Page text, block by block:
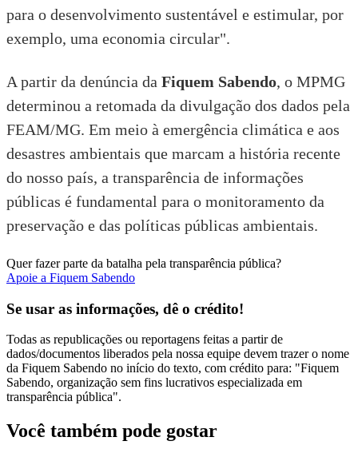
para o desenvolvimento sustentável e estimular, por
exemplo, uma economia circular".
A partir da denúncia da Fiquem Sabendo, o MPMG
determinou a retomada da divulgação dos dados pela
FEAM/MG. Em meio à emergência climática e aos
desastres ambientais que marcam a história recente
do nosso país, a transparência de informações
públicas é fundamental para o monitoramento da
preservação e das políticas públicas ambientais.
Quer fazer parte da batalha pela transparência pública?
Apoie a Fiquem Sabendo
Se usar as informações, dê o crédito!
Todas as republicações ou reportagens feitas a partir de
dados/documentos liberados pela nossa equipe devem trazer o nome
da Fiquem Sabendo no início do texto, com crédito para: "Fiquem
Sabendo, organização sem fins lucrativos especializada em
transparência pública".
Você também pode gostar